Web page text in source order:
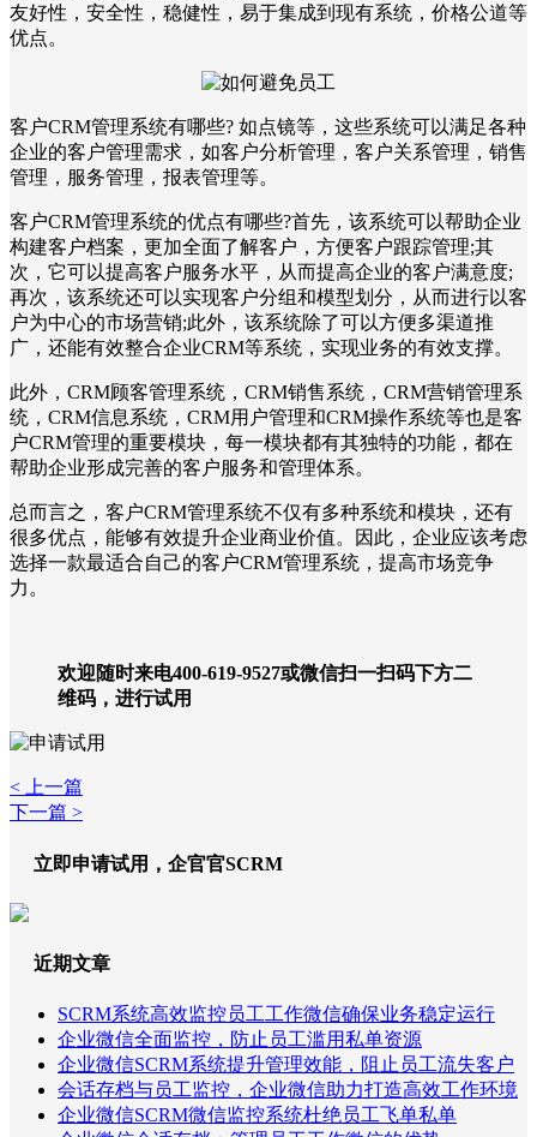
友好性，安全性，稳健性，易于集成到现有系统，价格公道等
优点。
客户CRM管理系统有哪些? 如点镜等，这些系统可以满足各种
企业的客户管理需求，如客户分析管理，客户关系管理，销售
管理，服务管理，报表管理等。
客户CRM管理系统的优点有哪些?首先，该系统可以帮助企业
构建客户档案，更加全面了解客户，方便客户跟踪管理;其
次，它可以提高客户服务水平，从而提高企业的客户满意度;
再次，该系统还可以实现客户分组和模型划分，从而进行以客
户为中心的市场营销;此外，该系统除了可以方便多渠道推
广，还能有效整合企业CRM等系统，实现业务的有效支撑。
此外，CRM顾客管理系统，CRM销售系统，CRM营销管理系
统，CRM信息系统，CRM用户管理和CRM操作系统等也是客
户CRM管理的重要模块，每一模块都有其独特的功能，都在
帮助企业形成完善的客户服务和管理体系。
总而言之，客户CRM管理系统不仅有多种系统和模块，还有
很多优点，能够有效提升企业商业价值。因此，企业应该考虑
选择一款最适合自己的客户CRM管理系统，提高市场竞争
力。
欢迎随时来电400-619-9527或微信扫一扫码下方二
维码，进行试用
< 上一篇
下一篇 >
立即申请试用，企官官SCRM
近期文章
SCRM系统高效监控员工工作微信确保业务稳定运行
企业微信全面监控，防止员工滥用私单资源
企业微信SCRM系统提升管理效能，阻止员工流失客户
会话存档与员工监控，企业微信助力打造高效工作环境
企业微信SCRM微信监控系统杜绝员工飞单私单